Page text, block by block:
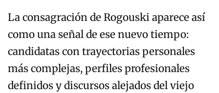
La consagración de Rogouski aparece así
como una señal de ese nuevo tiempo:
candidatas con trayectorias personales
más complejas, perfiles profesionales
definidos y discursos alejados del viejo